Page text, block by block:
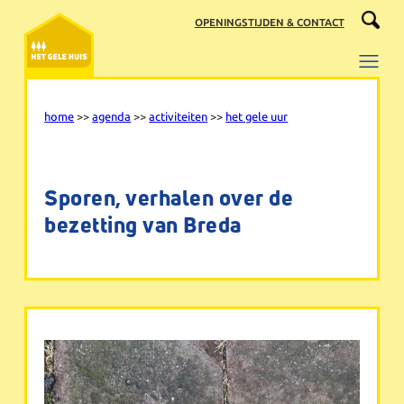
naar
inhoud
OPENINGSTIJDEN & CONTACT
home >>agenda >>activiteiten >> het gele uur
Sporen, verhalen over de
bezetting van Breda